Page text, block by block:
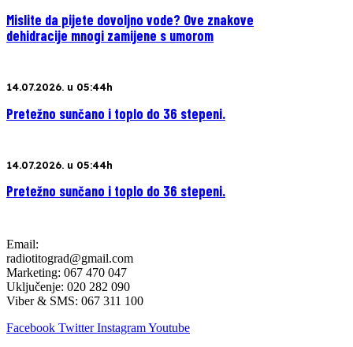
Mislite da pijete dovoljno vode? Ove znakove
dehidracije mnogi zamijene s umorom
14.07.2026. u 05:44h
Pretežno sunčano i toplo do 36 stepeni.
14.07.2026. u 05:44h
Pretežno sunčano i toplo do 36 stepeni.
Email:
radiotitograd@gmail.com
Marketing: 067 470 047
Uključenje: 020 282 090
Viber & SMS: 067 311 100
Facebook Twitter InstagramYoutube